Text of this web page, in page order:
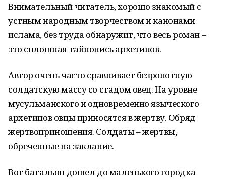
Внимательный читатель, хорошо знакомый с
устным народным творчеством и канонами
ислама, без труда обнаружит, что весь роман –
это сплошная тайнопись архетипов.
Автор очень часто сравнивает безропотную
солдатскую массу со стадом овец. На уровне
мусульманского и одновременно языческого
архетипов овцы приносятся в жертву. Обряд
жертвоприношения. Солдаты – жертвы,
обреченные на заклание.
Вот батальон дошел до маленького городка